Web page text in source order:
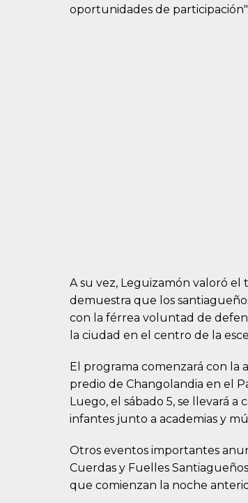
oportunidades de participación".
A su vez, Leguizamón valoró
demuestra que los
con la férrea voluntad de
la ciudad en el centro de la
El programa comenzará con la
predio de Changolandia en el
Luego, el sábado 5, se llevará
infantes junto a academias y
Otros eventos importantes
Cuerdas y Fuelles
que comienzan la noche